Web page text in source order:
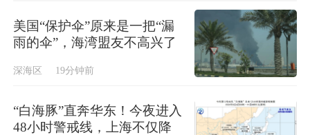
美国“保护伞”原来是一把“漏
雨的伞”，海湾盟友不高兴了
深海区 19分钟前
“白海豚”直奔华东！今夜进入
48小时警戒线，上海不仅降